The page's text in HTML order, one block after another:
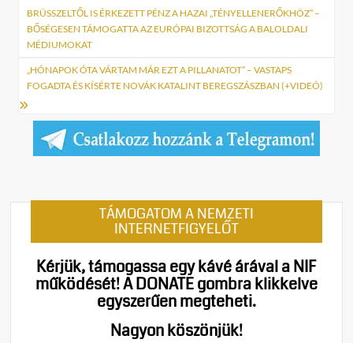
navigáció
BRÜSSZELTŐL IS ÉRKEZETT PÉNZ A HAZAI „TÉNYELLENERŐKHÖZ” –
BŐSÉGESEN TÁMOGATTA AZ EURÓPAI BIZOTTSÁG A BALOLDALI
MÉDIUMOKAT
„HÓNAPOK ÓTA VÁRTAM MÁR EZT A PILLANATOT” – VASTAPS
FOGADTA ÉS KÍSÉRTE NOVÁK KATALINT BEREGSZÁSZBAN (+VIDEÓ)
TÁMOGATOM A NEMZETI
INTERNETFIGYELŐT
Kérjük, támogassa egy kávé árával a NIF
működését!A DONATE gombra klikkelve
egyszerűen megteheti.
Nagyon köszönjük!